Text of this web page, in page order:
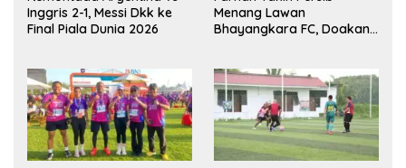
Inggris 2-1, Messi Dkk ke
Final Piala Dunia 2026
Menang Lawan
Bhayangkara FC, Doakan